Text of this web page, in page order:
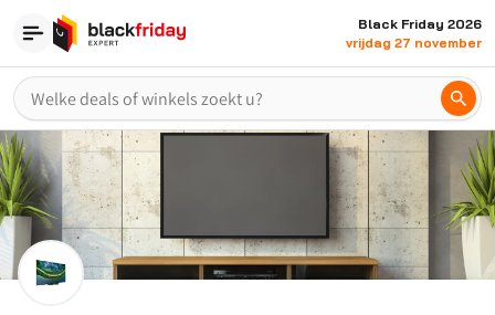
Black Friday 2026
vrijdag 27 november